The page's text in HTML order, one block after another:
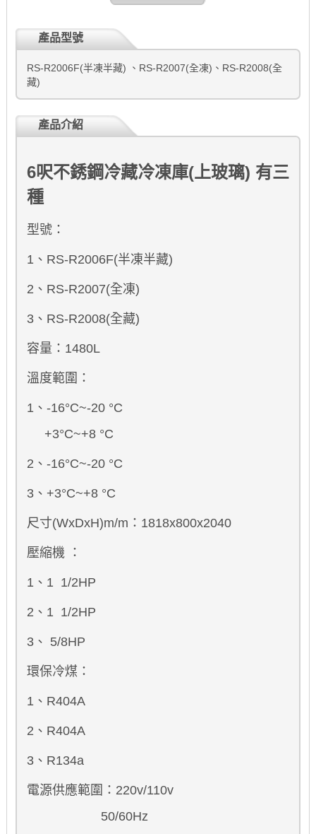
產品型號
RS-R2006F(半凍半藏) 、RS-R2007(全凍)、RS-R2008(全
藏)
產品介紹
6呎不銹鋼冷藏冷凍庫(上玻璃) 有三
種
型號：
1、RS-R2006F(半凍半藏)
2、RS-R2007(全凍)
3、RS-R2008(全藏)
容量：1480L
溫度範圍：
1、-16°C~-20 °C
+3°C~+8 °C
2、-16°C~-20 °C
3、+3°C~+8 °C
尺寸(WxDxH)m/m：1818x800x2040
壓縮機 ：
1、1 1/2HP
2、1 1/2HP
3、 5/8HP
環保冷煤：
1、R404A
2、R404A
3、R134a
電源供應範圍：220v/110v
50/60Hz